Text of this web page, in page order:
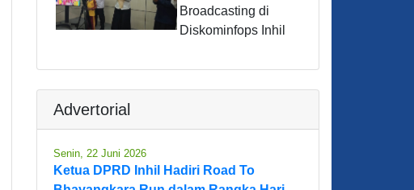
Broadcasting di
Diskominfops Inhil
Advertorial
Senin, 22 Juni 2026
Ketua DPRD Inhil Hadiri Road To